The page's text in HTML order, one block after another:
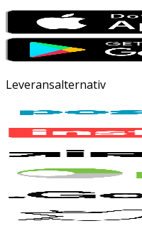
Leveransalternativ